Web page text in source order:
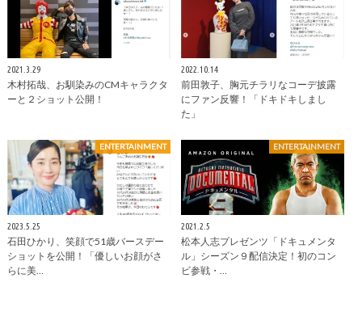
2021.3.29
木村拓哉、お馴染みのCMキャラクタ
ーと２ショット公開！
2022.10.14
前田敦子、胸元チラリなコーデ披露
にファン反響！「ドキドキしまし
た」
ENTERTAINMENT
2023.5.25
石田ひかり、笑顔で51歳バースデー
ショットを公開！「優しいお顔がさ
らに美…
ENTERTAINMENT
2021.2.5
松本人志プレゼンツ「ドキュメンタ
ル」シーズン９配信決定！初のコン
ビ参戦・…